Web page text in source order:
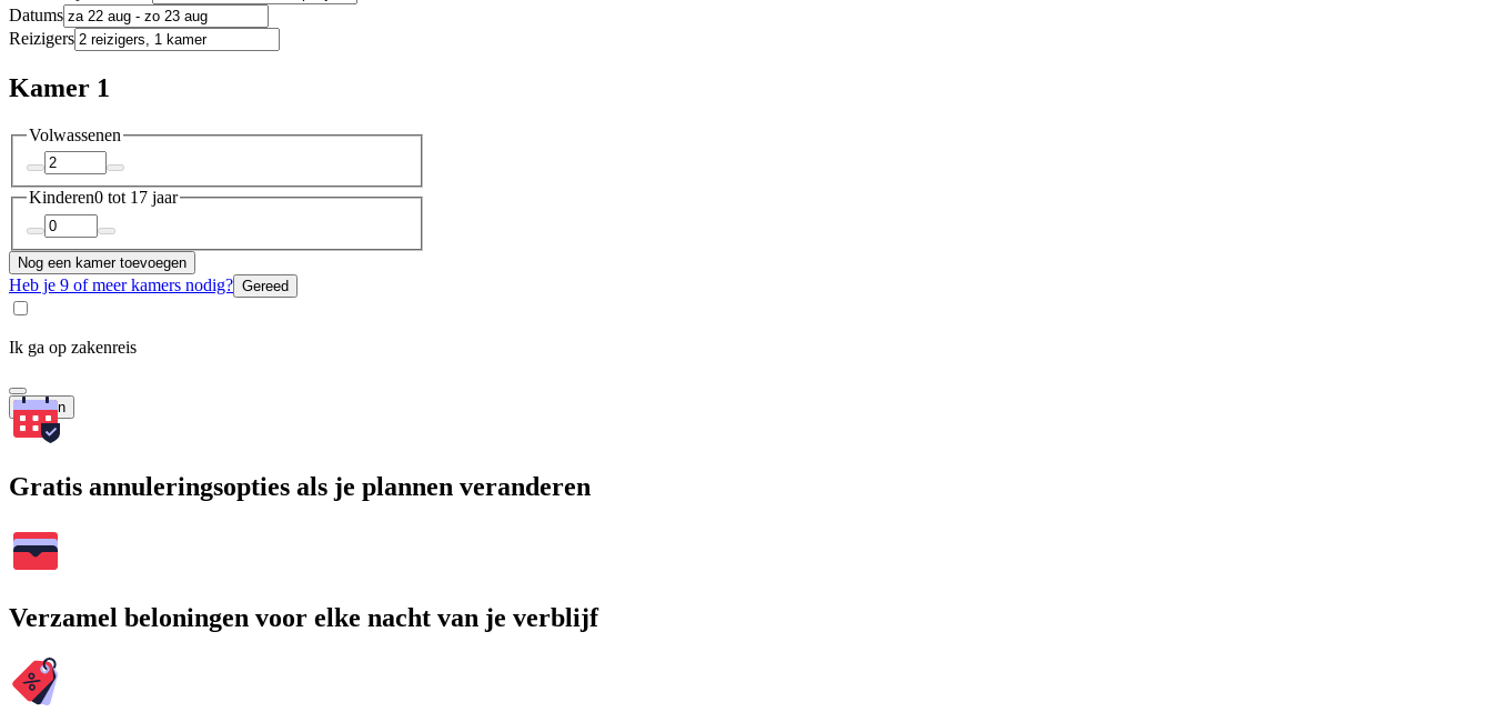
Datums
Reizigers
Kamer 1
Volwassenen
Kinderen0 tot 17 jaar
Nog een kamer toevoegen
Heb je 9 of meer kamers nodig? Gereed
Ik ga op zakenreis
Zoeken
Gratis annuleringsopties als je plannen veranderen
Verzamel beloningen voor elke nacht van je verblijf